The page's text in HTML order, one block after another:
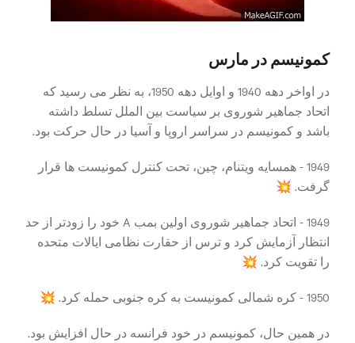
کمونیسم در مارس
در اواخر دهه 1940 و اوایل دهه 1950، به نظر می رسید که
اتحاد جماهیر شوروی بر سیاست بین الملل تسلط داشته
باشد و کمونیسم در سراسر اروپا و آسیا در حال حرکت بود.
1949 - همسایه ویتنام، چین، تحت کنترل کمونیست ها قرار
گرفت. 💥
1949 - اتحاد جماهیر شوروی اولین بمب A خود را زودتر از حد
انتظار آزمایش کرد و ترس از حقارت نظامی ایالات متحده
را تقویت کرد. 💥
1950 - کره شمالی کمونیست به کره جنوبی حمله کرد. 💥
در همین حال، کمونیسم در خود فرانسه در حال افزایش بود.